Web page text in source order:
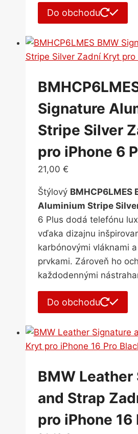
Do obchodu
Signature
Stripe Silver
pro iPhone 6
21,00 €
Štýlový BMHCP6LMES
Aluminium Stripe
6 Plus dodá telefónu
vďaka dizajnu
karbónovými vláknami
prvkami. Zároveň ho
každodennými
Do obchodu
BMW Leather
and Strap
pro iPhone 16